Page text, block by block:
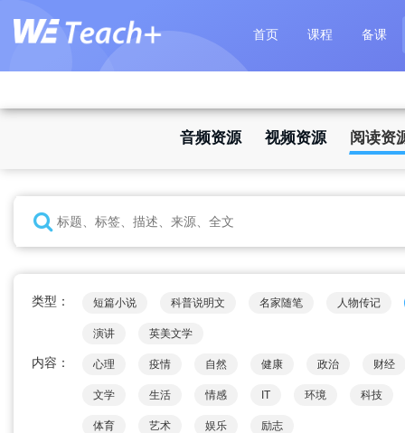
首页 课程 备课
音频资源 视频资源 阅读资
类型： 短篇小说 科普说明文 名家随笔 人物传记
演讲 英美文学
内容： 心理 疫情 自然 健康 政治 财经
文学 生活 情感 IT 环境 科技
体育 艺术 娱乐 励志